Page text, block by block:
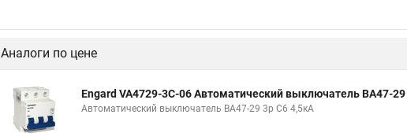
Аналоги по цене
Engard VA4729-3С-06 Автоматический выключатель ВА47-29
Автоматический выключатель ВА47-29 3р C6 4,5кА